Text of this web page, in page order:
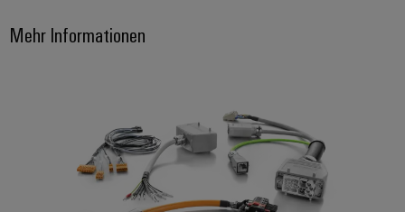
Kabelkonfektionierung
Produktinnovationen
Praxisnahe
Verbindungen für
Ihre Industrie.
Unsere Neuheiten
im Bereich
Industrial
Mehr Informationen